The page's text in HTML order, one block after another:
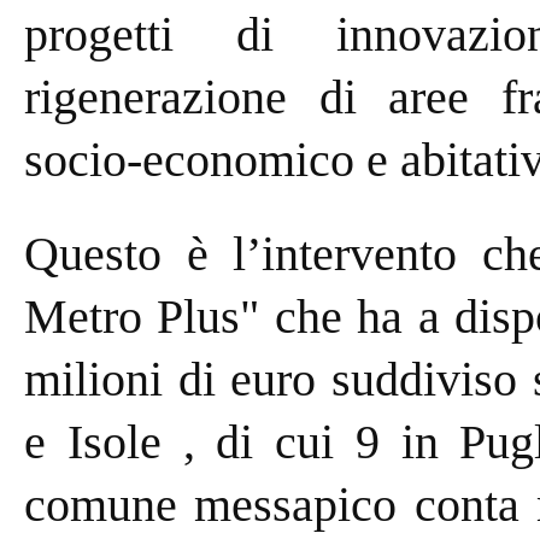
progetti di
rigenerazione di aree
socio-economico e
Questo è l’intervento
Metro Plus" che ha a
milioni di euro suddiviso
e Isole , di cui 9 in
comune messapico